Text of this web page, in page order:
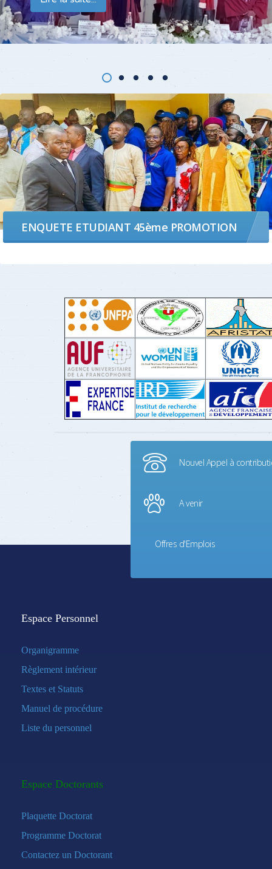
ENQUETE ETUDIANT 45ème PROMOTION
Nouvel Appel à
A venir
Offres d'Emplois
Espace Personnel
Organigramme
Règlement intérieur
Textes et Statuts
Manuel de procédure
Liste du personnel
Espace Doctorants
Plaquette Doctorat
Programme Doctorat
Contactez un Doctorant